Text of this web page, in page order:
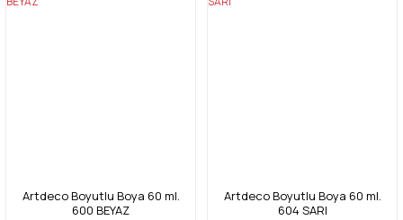
Artdeco Boyutlu Boya 60 ml.
600 BEYAZ
Artdeco Boyutlu Boya 60 ml.
604 SARI